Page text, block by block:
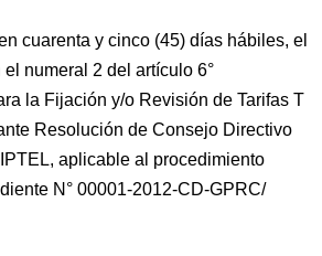
cuarenta y cinco (45) días hábiles, el
numeral 2 del artículo 6°
la Fijación y/o Revisión de Tarifas T
Resolución de Consejo Directivo
aplicable al procedimiento
N° 00001-2012-CD-GPRC/